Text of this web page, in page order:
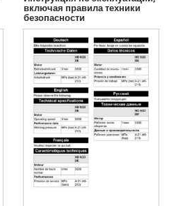
включая правила техники
безопасности